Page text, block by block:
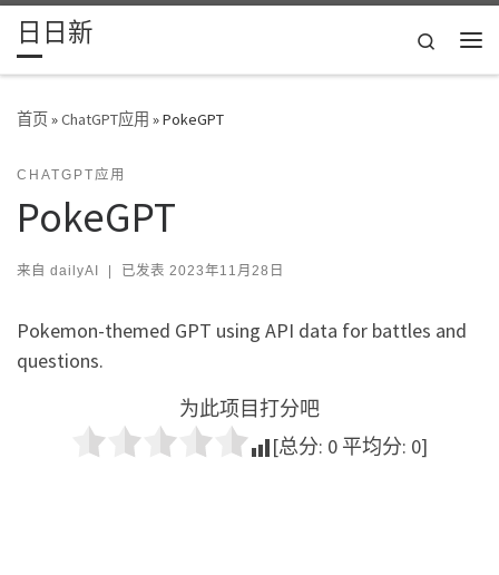
Skip to content
日日新
Search
首页»ChatGPT应用 »PokeGPT
CHATGPT应用
PokeGPT
来自 dailyAI | 已发表 2023年11月28日
Pokemon-themed GPT using API data for battles and
questions.
为此项目打分吧
[总分: 0 平均分: 0]